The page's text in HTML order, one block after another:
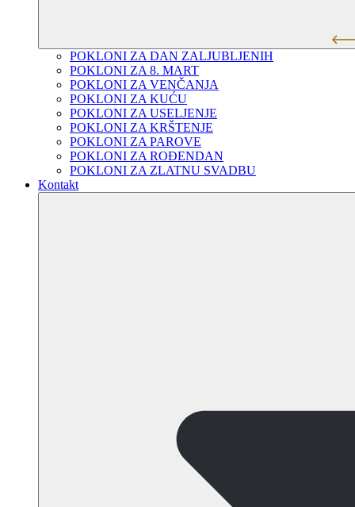
POKLONI ZA DAN ZALJUBLJENIH
POKLONI ZA 8. MART
POKLONI ZA VENČANJA
POKLONI ZA KUĆU
POKLONI ZA USELJENJE
POKLONI ZA KRŠTENJE
POKLONI ZA PAROVE
POKLONI ZA ROĐENDAN
POKLONI ZA ZLATNU SVADBU
Kontakt